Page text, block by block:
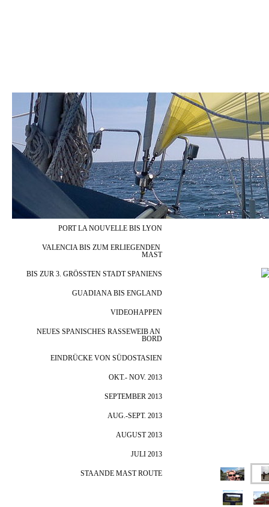
PORT LA NOUVELLE BIS LYON
VALENCIA BIS ZUM ERLIEGENDEN
MAST
BIS ZUR 3. GRÖSSTEN STADT SPANIENS
GUADIANA BIS ENGLAND
VIDEOHAPPEN
NEUES SPANISCHES RASSEWEIB AN
BORD
EINDRÜCKE VON SÜDOSTASIEN
OKT.- NOV. 2013
SEPTEMBER 2013
AUG.-SEPT. 2013
AUGUST 2013
JULI 2013
STAANDE MAST ROUTE